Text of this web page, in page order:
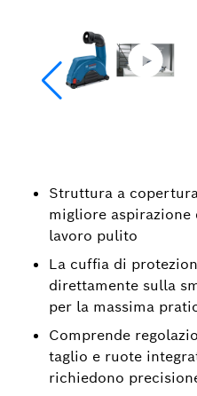
Struttura a
migliore aspirazione
lavoro pulito
La cuffia di
direttamente sulla
per la massima
Comprende
taglio e ruote
richiedono